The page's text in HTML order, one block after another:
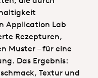
Application Lab
Rezepturen,
Muster – für eine
Das Ergebnis:
Textur und